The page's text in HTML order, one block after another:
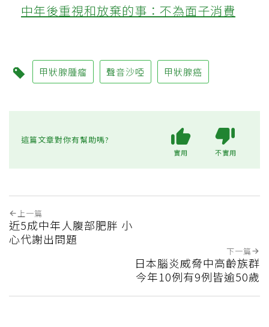
中年後重視和放棄的事：不為面子消費
甲狀腺腫瘤 聲音沙啞 甲狀腺癌
這篇文章對你有幫助嗎?
實用 不實用
上一篇
近5成中年人腹部肥胖 小
心代謝出問題
下一篇
日本腦炎威脅中高齡族群
今年10例有9例皆逾50歲